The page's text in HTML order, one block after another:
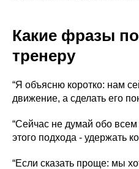
Какие фразы
тренеру
“Я объясню коротко: нам
движение, а сделать его
“Сейчас не думай обо всем
этого подхода - удержать
“Если сказать проще: мы